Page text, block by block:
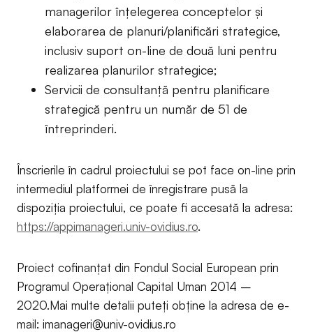
managerilor înțelegerea conceptelor și
elaborarea de planuri/planificări strategice,
inclusiv suport on-line de două luni pentru
realizarea planurilor strategice;
Servicii de consultanță pentru planificare
strategică pentru un număr de 51 de
întreprinderi.
Înscrierile în cadrul proiectului se pot face on-line prin
intermediul platformei de înregistrare pusă la
dispoziția proiectului, ce poate fi accesată la adresa:
https://appimanageri.univ-ovidius.ro.
Proiect cofinanțat din Fondul Social European prin
Programul Operațional Capital Uman 2014 –
2020.Mai multe detalii puteți obține la adresa de e-
mail: imanageri@univ-ovidius.ro